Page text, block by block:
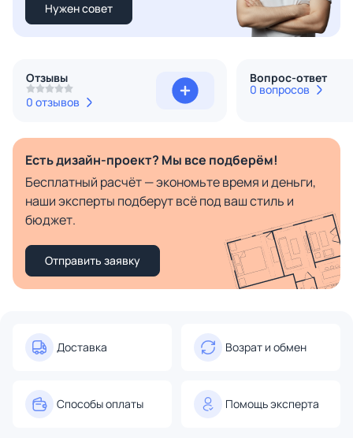
Нужен совет
Отзывы
0 отзывов
Вопрос-ответ
0 вопросов
Есть дизайн-проект? Мы все подберём!
Бесплатный расчёт — экономьте время и деньги,
наши эксперты подберут всё под ваш стиль и
бюджет.
Отправить заявку
Доставка Возрат и обмен
Способы оплаты Помощь эксперта